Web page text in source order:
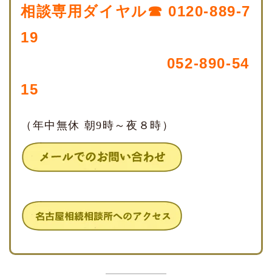
相談専用ダイヤル☎ 0120-889-7
19
052-890-54
15
（年中無休 朝9時～夜８時）